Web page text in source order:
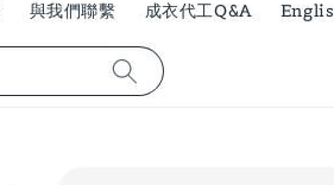
與我們聯繫 成衣代工Q&A